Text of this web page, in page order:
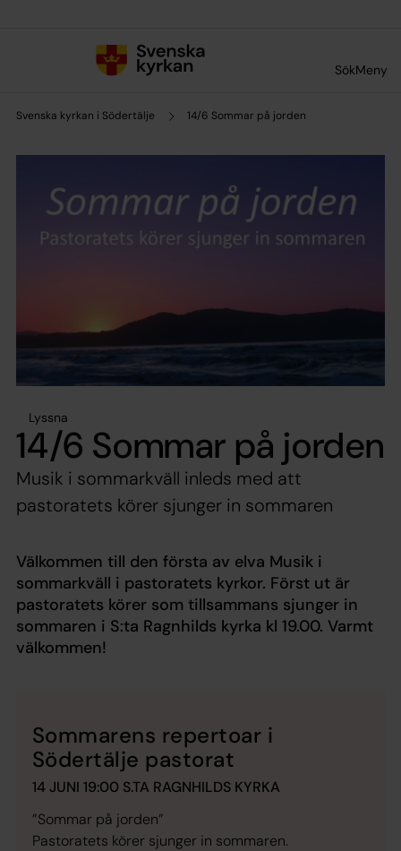
SökMeny
Svenska kyrkan i Södertälje 14/6 Sommar på jorden
Lyssna
14/6 Sommar på jorden
Musik i sommarkväll inleds med att
pastoratets körer sjunger in sommaren
Välkommen till den första av elva Musik i
sommarkväll i pastoratets kyrkor. Först ut är
pastoratets körer som tillsammans sjunger in
sommaren i S:ta Ragnhilds kyrka kl 19.00. Varmt
välkommen!
Sommarens repertoar i
Södertälje pastorat
14 JUNI 19:00 S.TA RAGNHILDS KYRKA
”Sommar på jorden”
Pastoratets körer sjunger in sommaren.